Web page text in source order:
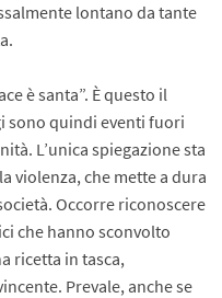
lontano da tante
è santa”. È questo il
sono quindi eventi fuori
L’unica spiegazione sta
violenza, che mette a dura
Occorre riconoscere
che hanno sconvolto
ricetta in tasca,
Prevale, anche se